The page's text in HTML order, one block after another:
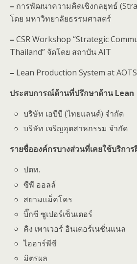
– การพัฒนาความคิดเชิงกลยุทธ์
โดย มหาวิทยาลัยธรรมศาสตร์
– CSR Workshop “Strategic
Thailand” จัดโดย สถาบัน AIT
– Lean Production System at
ประสบการณ์ด้านที่ปรึกษาด้านLean
บริษัท เอบีบี (ไทยแลนด์) จำกัด
บริษัท เจริญอุตสาหกรรม จำกัด
รายชื่อองค์กรบางส่วนที่เคยใช้บริกา
ปตท.
ซีพี ออลล์
สยามแม็คโคร
บิ๊กซี ซูเปอร์เซ็นเตอร์
คิง เพาเวอร์ อินเตอร์เนชั่นแนล
ไออาร์พีซี
มิตรผล